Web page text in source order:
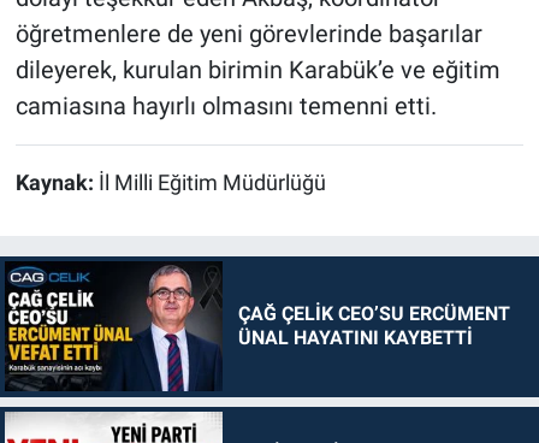
öğretmenlere de yeni görevlerinde başarılar
dileyerek, kurulan birimin Karabük’e ve eğitim
camiasına hayırlı olmasını temenni etti.
Kaynak: İl Milli Eğitim Müdürlüğü
ÇAĞ ÇELİK CEO’SU ERCÜMENT
ÜNAL HAYATINI KAYBETTİ